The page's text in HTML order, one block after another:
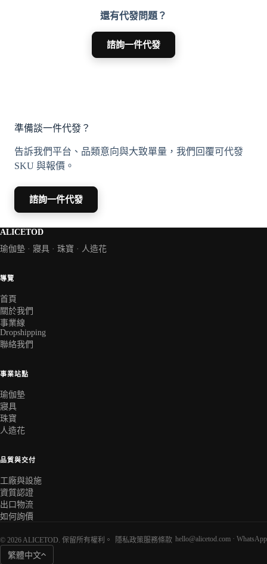
還有代發問題？
諮詢一件代發
準備談一件代發？
告訴我們平台、品類意向與大致單量，我們回覆可代發
SKU 與報價。
諮詢一件代發
ALICETOD
瑜伽墊 · 寢具 · 珠寶 · 人造花
導覽
首頁
關於我們
事業線
Dropshipping
聯絡我們
事業站點
瑜伽墊
寢具
珠寶
人造花
品質與交付
工廠與設施
資質認證
出口物流
如何詢價
© 2026 ALICETOD. 保留所有權利。 隱私政策服務條款 hello@alicetod.com · WhatsApp
繁體中文